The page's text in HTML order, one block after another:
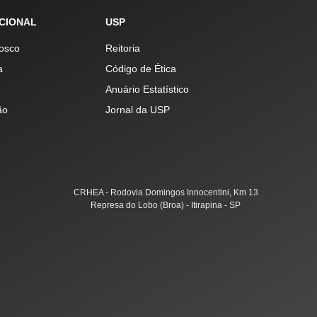
USP
Reitoria
Código de Ética
Anuário Estatístico
Jornal da USP
CRHEA - Rodovia Domingos Innocentini, Km 13
Represa do Lobo (Broa) - Itirapina - SP